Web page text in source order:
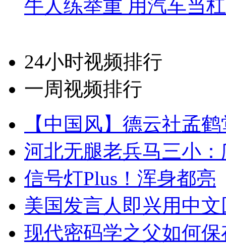
牛人练举重 用汽车当
24小时视频排行
一周视频排行
【中国风】德云社孟
河北无腿老兵马三小
信号灯Plus！浑身都亮
美国发言人即兴用中
现代密码学之父如何